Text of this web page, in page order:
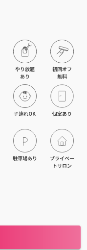
やり放題
あり
初回オフ
無料
子連れOK 個室あり
駐車場あり
プライベー
トサロン